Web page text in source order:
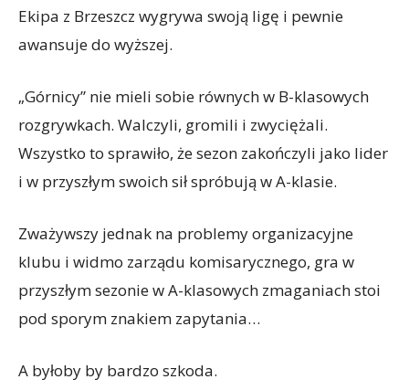
Ekipa z Brzeszcz wygrywa swoją ligę i pewnie
awansuje do wyższej.
„Górnicy” nie mieli sobie równych w B-klasowych
rozgrywkach. Walczyli, gromili i zwyciężali.
Wszystko to sprawiło, że sezon zakończyli jako lider
i w przyszłym swoich sił spróbują w A-klasie.
Zważywszy jednak na problemy organizacyjne
klubu i widmo zarządu komisarycznego, gra w
przyszłym sezonie w A-klasowych zmaganiach stoi
pod sporym znakiem zapytania…
A byłoby by bardzo szkoda.